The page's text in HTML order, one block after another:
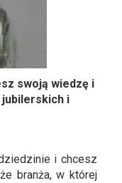
swoją wiedzę i
i
i chcesz
branża, w której